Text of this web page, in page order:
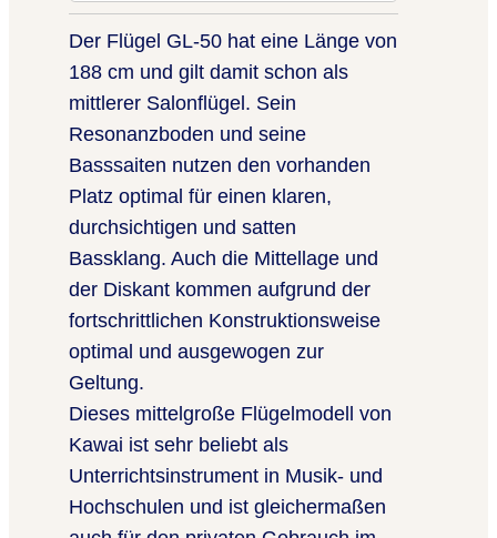
Der Flügel GL-50 hat eine Länge von
188 cm und gilt damit schon als
mittlerer Salonflügel. Sein
Resonanzboden und seine
Basssaiten nutzen den vorhanden
Platz optimal für einen klaren,
durchsichtigen und satten
Bassklang. Auch die Mittellage und
der Diskant kommen aufgrund der
fortschrittlichen Konstruktionsweise
optimal und ausgewogen zur
Geltung.
Dieses mittelgroße Flügelmodell von
Kawai ist sehr beliebt als
Unterrichtsinstrument in Musik- und
Hochschulen und ist gleichermaßen